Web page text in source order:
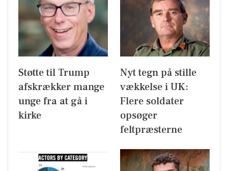
Støtte til Trump
afskrækker mange
unge fra at gå i
kirke
Nyt tegn på stille
vækkelse i UK:
Flere soldater
opsøger
feltpræsterne